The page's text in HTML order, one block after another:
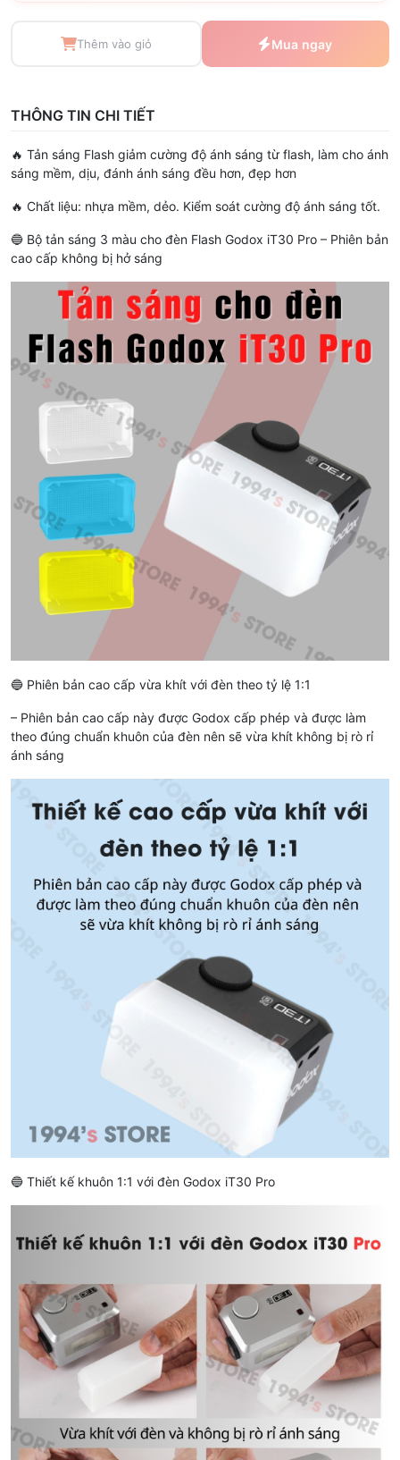
Thêm vào giỏ Mua ngay
THÔNG TIN CHI TIẾT
🔥 Tản sáng Flash giảm cường độ ánh sáng từ flash, làm cho ánh
sáng mềm, dịu, đánh ánh sáng đều hơn, đẹp hơn
🔥 Chất liệu: nhựa mềm, dẻo. Kiểm soát cường độ ánh sáng tốt.
🔵 Bộ tản sáng 3 màu cho đèn Flash Godox iT30 Pro – Phiên bản
cao cấp không bị hở sáng
🔵 Phiên bản cao cấp vừa khít với đèn theo tỷ lệ 1:1
– Phiên bản cao cấp này được Godox cấp phép và được làm
theo đúng chuẩn khuôn của đèn nên sẽ vừa khít không bị rò rỉ
ánh sáng
🔵 Thiết kế khuôn 1:1 với đèn Godox iT30 Pro